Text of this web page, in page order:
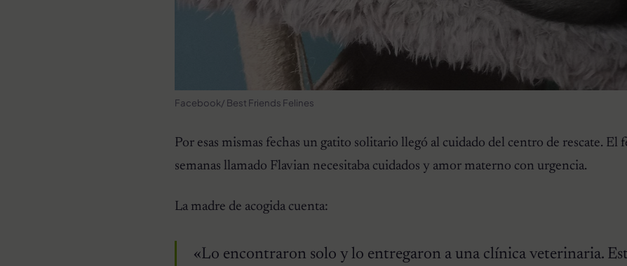
Facebook/ Best Friends Felines
Por esas mismas fechas un gatito solitario llegó al cuidado del centro de rescate. El
semanas llamado Flavian necesitaba cuidados y amor materno con urgencia.
La madre de acogida cuenta:
«Lo encontraron solo y lo entregaron a una clínica veterinaria.